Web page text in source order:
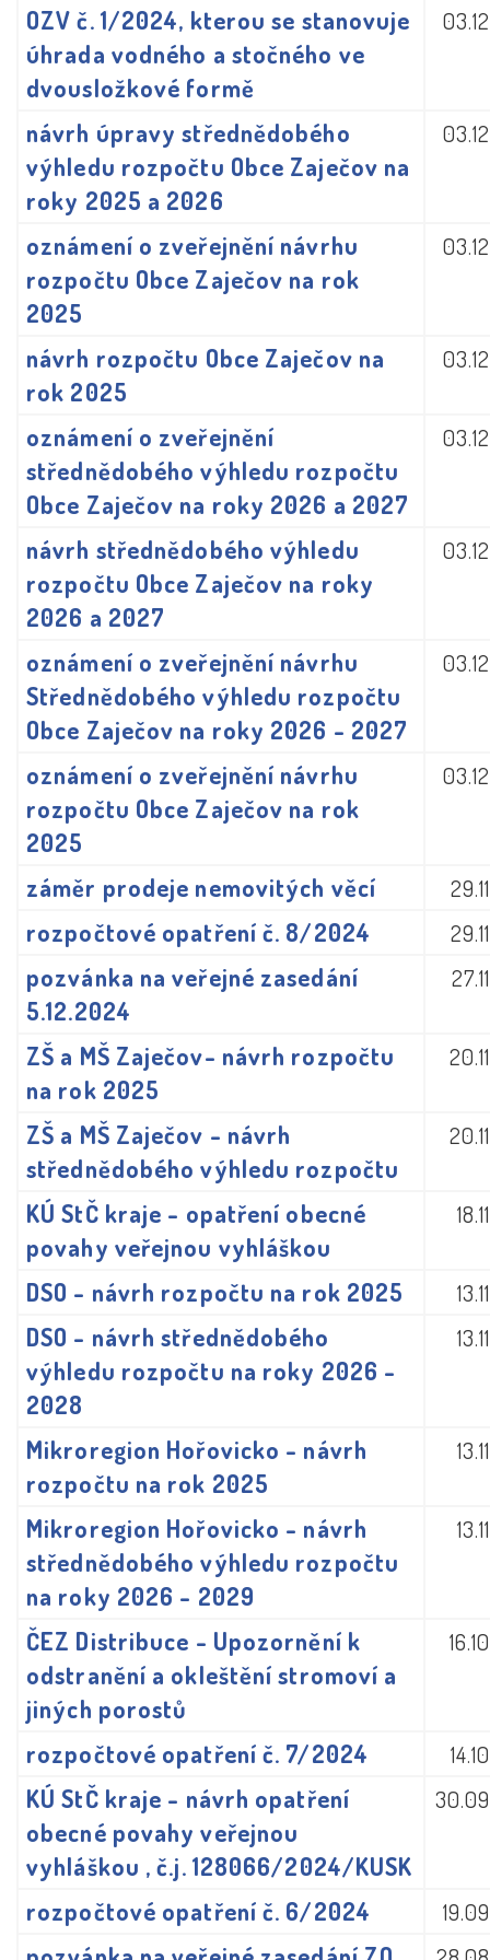
OZV č. 1/2024, kterou se stanovuje
úhrada vodného a stočného ve
dvousložkové formě
návrh úpravy střednědobého
výhledu rozpočtu Obce Zaječov na
roky 2025 a 2026
oznámení o zveřejnění návrhu
rozpočtu Obce Zaječov na rok
2025
návrh rozpočtu Obce Zaječov na
rok 2025
oznámení o zveřejnění
střednědobého výhledu rozpočtu
Obce Zaječov na roky 2026 a 2027
návrh střednědobého výhledu
rozpočtu Obce Zaječov na roky
2026 a 2027
oznámení o zveřejnění návrhu
Střednědobého výhledu rozpočtu
Obce Zaječov na roky 2026 - 2027
oznámení o zveřejnění návrhu
rozpočtu Obce Zaječov na rok
2025
záměr prodeje nemovitých věcí
rozpočtové opatření č. 8/2024
pozvánka na veřejné zasedání
5.12.2024
ZŠ a MŠ Zaječov- návrh rozpočtu
na rok 2025
ZŠ a MŠ Zaječov - návrh
střednědobého výhledu rozpočtu
KÚ StČ kraje - opatření obecné
povahy veřejnou vyhláškou
DSO - návrh rozpočtu na rok 2025
DSO - návrh střednědobého
výhledu rozpočtu na roky 2026 -
2028
Mikroregion Hořovicko - návrh
rozpočtu na rok 2025
Mikroregion Hořovicko - návrh
střednědobého výhledu rozpočtu
na roky 2026 - 2029
ČEZ Distribuce - Upozornění k
odstranění a okleštění stromoví a
jiných porostů
rozpočtové opatření č. 7/2024
KÚ StČ kraje - návrh opatření
obecné povahy veřejnou
vyhláškou , č.j. 128066/2024/KUSK
rozpočtové opatření č. 6/2024